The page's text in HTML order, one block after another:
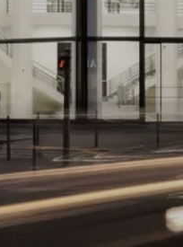
de Lyon,
(Garage, show-room,
agrémenté de trois
façades et rampes
façades du bâtiment
dimension, possèdent
sur de grands
moderniste,
intérieure et la
L’espace s’ouvre
classé monument